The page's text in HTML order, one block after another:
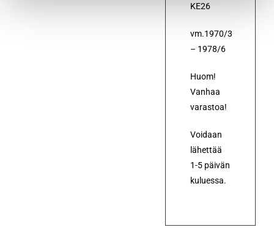
KE26
vm.1970/3
– 1978/6
Huom!
Vanhaa
varastoa!
Voidaan
lähettää
1-5 päivän
kuluessa.